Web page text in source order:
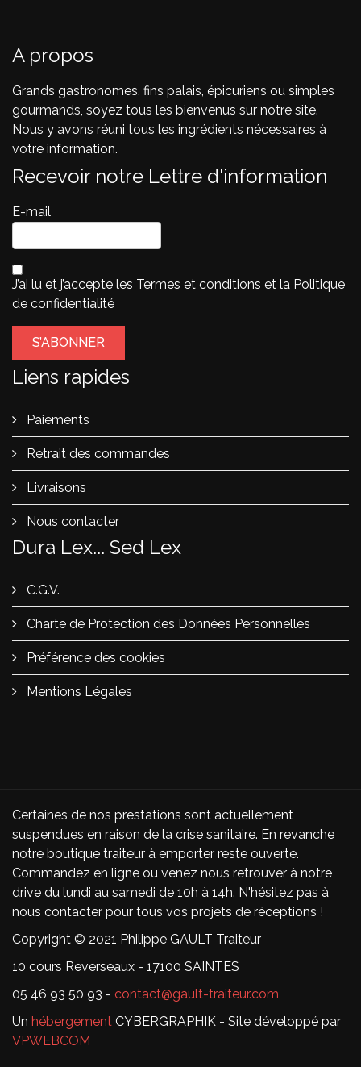
A propos
Grands gastronomes, fins palais, épicuriens ou simples
gourmands, soyez tous les bienvenus sur notre site.
Nous y avons réuni tous les ingrédients nécessaires à
votre information.
Recevoir notre Lettre d'information
E-mail
J’ai lu et j’accepte les Termes et conditions et la Politique
de confidentialité
Liens rapides
Paiements
Retrait des commandes
Livraisons
Nous contacter
Dura Lex... Sed Lex
C.G.V.
Charte de Protection des Données Personnelles
Préférence des cookies
Mentions Légales
Certaines de nos prestations sont actuellement
suspendues en raison de la crise sanitaire. En revanche
notre boutique traiteur à emporter reste ouverte.
Commandez en ligne ou venez nous retrouver à notre
drive du lundi au samedi de 10h à 14h. N'hésitez pas à
nous contacter pour tous vos projets de réceptions !
Copyright © 2021 Philippe GAULT Traiteur
10 cours Reverseaux - 17100 SAINTES
05 46 93 50 93 - contact@gault-traiteur.com
Un hébergement CYBERGRAPHIK - Site développé par
VPWEBCOM